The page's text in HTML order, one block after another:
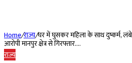
Home/राज्य/घर में घुसकर महिला के साथ दुष्कर्म,
आरोपी मानपुर क्षेत्र से गिरफ्तार….
राज्य